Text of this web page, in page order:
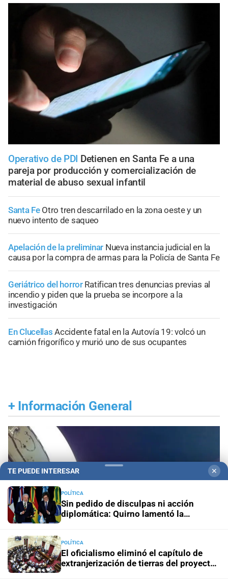
Operativo de PDI Detienen en Santa Fe a una
pareja por producción y comercialización de
material de abuso sexual infantil
Santa Fe Otro tren descarrilado en la zona oeste y un
nuevo intento de saqueo
Apelación de la preliminar Nueva instancia judicial en la
causa por la compra de armas para la Policía de Santa Fe
Geriátrico del horror Ratifican tres denuncias previas al
incendio y piden que la prueba se incorpore a la
investigación
En Clucellas Accidente fatal en la Autovía 19: volcó un
camión frigorífico y murió uno de sus ocupantes
+ Información General
TE PUEDE INTERESAR ✕
POLÍTICA
Sin pedido de disculpas ni acción
diplomática: Quirno lamentó la
POLÍTICA
El oficialismo eliminó el capítulo de
extranjerización de tierras del proyecto